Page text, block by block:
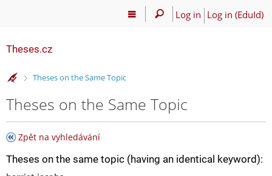
Log in Log in (EduId)
Theses.cz
>
Theses on the Same Topic
Theses on the Same Topic
Zpět na vyhledávání
Theses on the same topic (having an identical keyword):